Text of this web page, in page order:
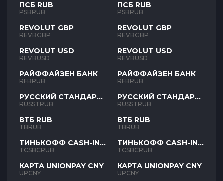
ПСБ RUB
PSBRUB
REVOLUT GBP
REVBGBP
REVOLUT USD
REVBUSD
РАЙФФАЙЗЕН БАНК
RFBRUB
РУССКИЙ СТАНДАРТ
RUB
RUSSTRUB
ВТБ RUB
TBRUB
ТИНЬКОФФ CASH-IN
RUB
TCSBCRUB
КАРТА UNIONPAY CNY
UPCNY
ПСБ RUB
PSBRUB
REVOLUT GBP
REVBGBP
REVOLUT USD
REVBUSD
РАЙФФАЙЗЕН БАНК
RFBRUB
РУССКИЙ СТАНДАРТ
RUB
RUSSTRUB
ВТБ RUB
TBRUB
ТИНЬКОФФ CASH-IN
RUB
TCSBCRUB
КАРТА UNIONPAY CNY
UPCNY